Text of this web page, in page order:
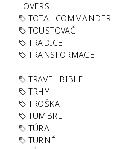
LOVERS
TOTAL COMMANDER
TOUSTOVAČ
TRADICE
TRANSFORMACE
TRAVEL BIBLE
TRHY
TROŠKA
TUMBRL
TÚRA
TURNÉ